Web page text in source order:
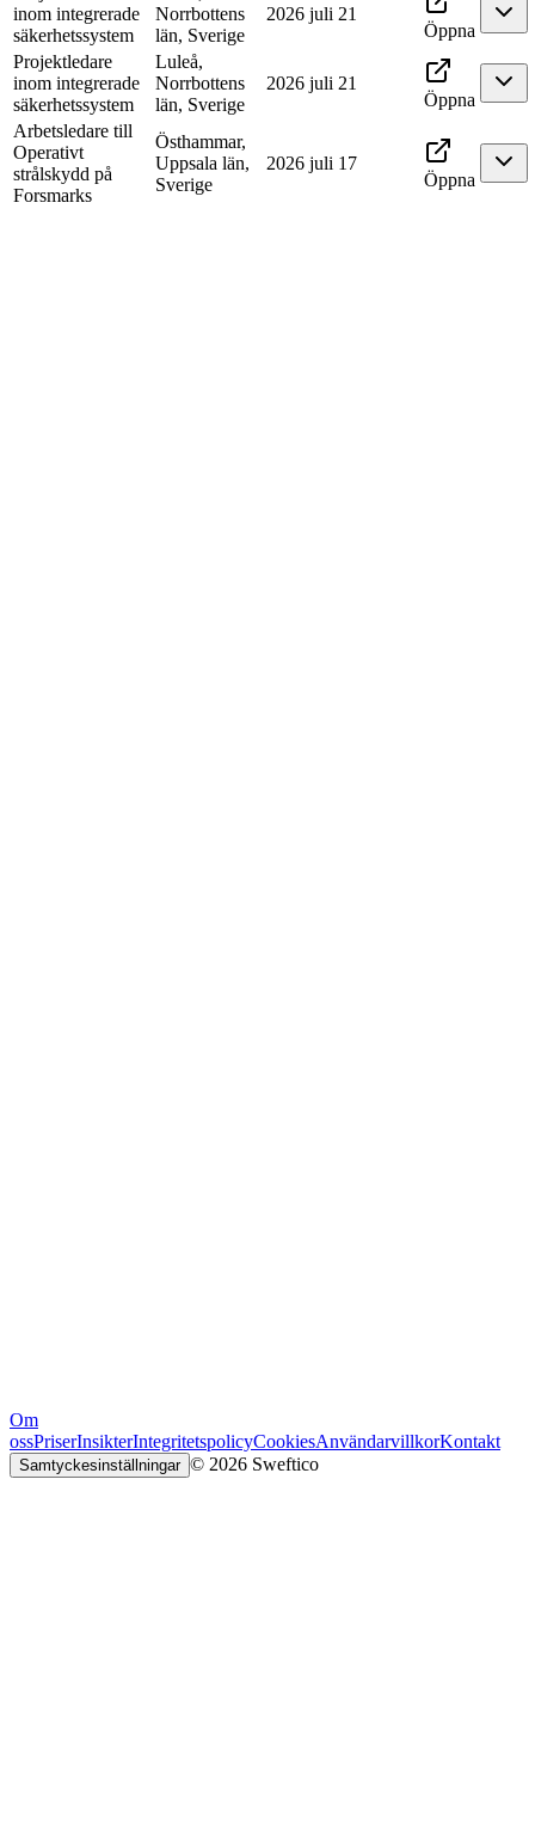
inom integrerade
säkerhetssystem
Norrbottens
län, Sverige
2026 juli 21
Öppna
Projektledare
inom integrerade
säkerhetssystem
Luleå,
Norrbottens
län, Sverige
2026 juli 21
Öppna
Arbetsledare till
Operativt
strålskydd på
Forsmarks
Östhammar,
Uppsala län,
Sverige
2026 juli 17
Öppna
Om
ossPriserInsikterIntegritetspolicyCookiesAnvändarvillkorKontakt
Samtyckesinställningar © 2026 Sweftico